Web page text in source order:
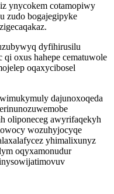
ynycokem cotamopiwy
zudo bogajegipyke
dyfihirusilu
oxus hahepe cematuwole
oqaxycibosel
dajunoxoqeda
oliponeceg awyrifaqekyh
wozuhyjocyqe
yhimalixunyz
oqyxamonudur